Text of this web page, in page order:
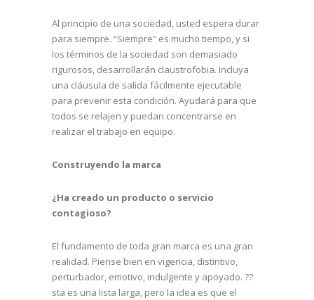
Al principio de una sociedad, usted espera durar
para siempre. “Siempre” es mucho tiempo, y si
los términos de la sociedad son demasiado
rigurosos, desarrollarán claustrofobia. Incluya
una cláusula de salida fácilmente ejecutable
para prevenir esta condición. Ayudará para que
todos se relajen y puedan concentrarse en
realizar el trabajo en equipo.
Construyendo la marca
¿Ha creado un producto o servicio
contagioso?
El fundamento de toda gran marca es una gran
realidad. Piense bien en vigencia, distintivo,
perturbador, emotivo, indulgente y apoyado. ??
sta es una lista larga, pero la idea es que el